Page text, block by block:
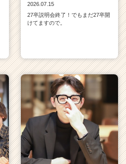
2026.07.15
27卒説明会終了！でもまだ27卒開
けてますので。